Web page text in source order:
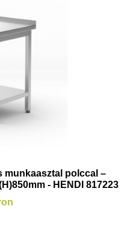
munkaasztal polccal –
- HENDI 817223